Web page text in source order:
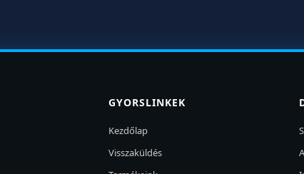
GYORSLINKEK
Kezdőlap
Visszaküldés